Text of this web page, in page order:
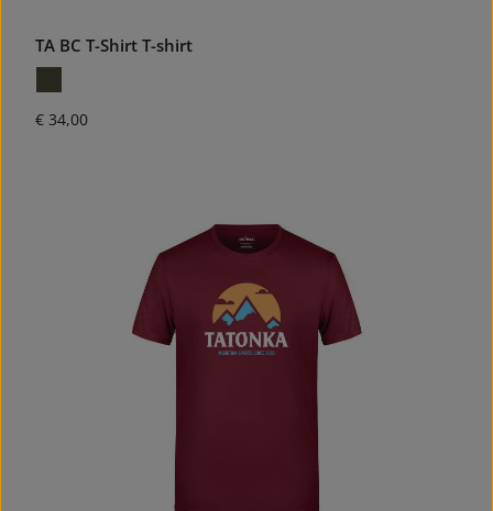
TA BC T-Shirt T-shirt
Normale prijs:
€ 34,00